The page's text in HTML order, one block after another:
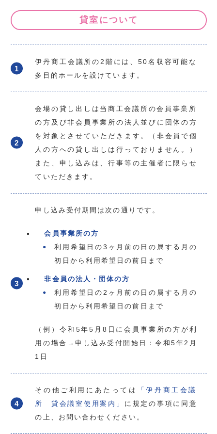
貸室について
伊丹商工会議所の2階には、50名収容可能な
多目的ホールを設けています。
会場の貸し出しは当商工会議所の会員事業所
の方及び非会員事業所の法人並びに団体の方
を対象とさせていただきます。（非会員で個
人の方への貸し出しは行っておりません。）
また、申し込みは、行事等の主催者に限らせ
ていただきます。
申し込み受付期間は次の通りです。
会員事業所の方
利用希望日の3ヶ月前の日の属する月の
初日から利用希望日の前日まで
非会員の法人・団体の方
利用希望日の2ヶ月前の日の属する月の
初日から利用希望日の前日まで
（例）令和5年5月8日に会員事業所の方が利
用の場合→申し込み受付開始日：令和5年2月
1日
その他ご利用にあたっては
「伊丹商工会議
所 貸会議室使用案内」 に規定の事項に同意
の上、お問い合わせください。